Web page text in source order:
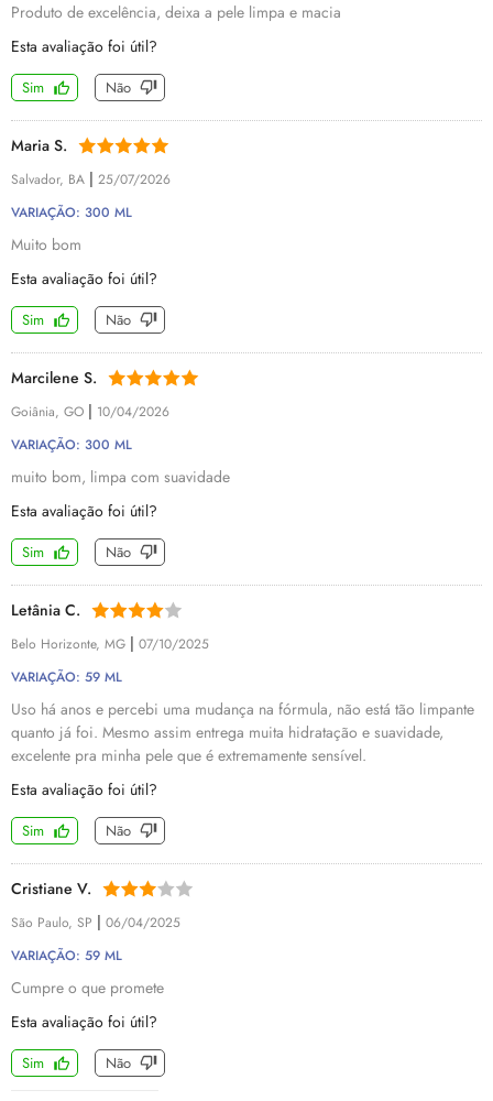
Produto de excelência, deixa a pele limpa e macia
Esta avaliação foi útil?
Sim Não
Maria S.
Salvador, BA | 25/07/2026
VARIAÇÃO: 300 ML
Muito bom
Esta avaliação foi útil?
Sim Não
Marcilene S.
Goiânia, GO | 10/04/2026
VARIAÇÃO: 300 ML
muito bom, limpa com suavidade
Esta avaliação foi útil?
Sim Não
Letânia C.
Belo Horizonte, MG | 07/10/2025
VARIAÇÃO: 59 ML
Uso há anos e percebi uma mudança na fórmula, não está tão limpante
quanto já foi. Mesmo assim entrega muita hidratação e suavidade,
excelente pra minha pele que é extremamente sensível.
Esta avaliação foi útil?
Sim Não
Cristiane V.
São Paulo, SP | 06/04/2025
VARIAÇÃO: 59 ML
Cumpre o que promete
Esta avaliação foi útil?
Sim Não